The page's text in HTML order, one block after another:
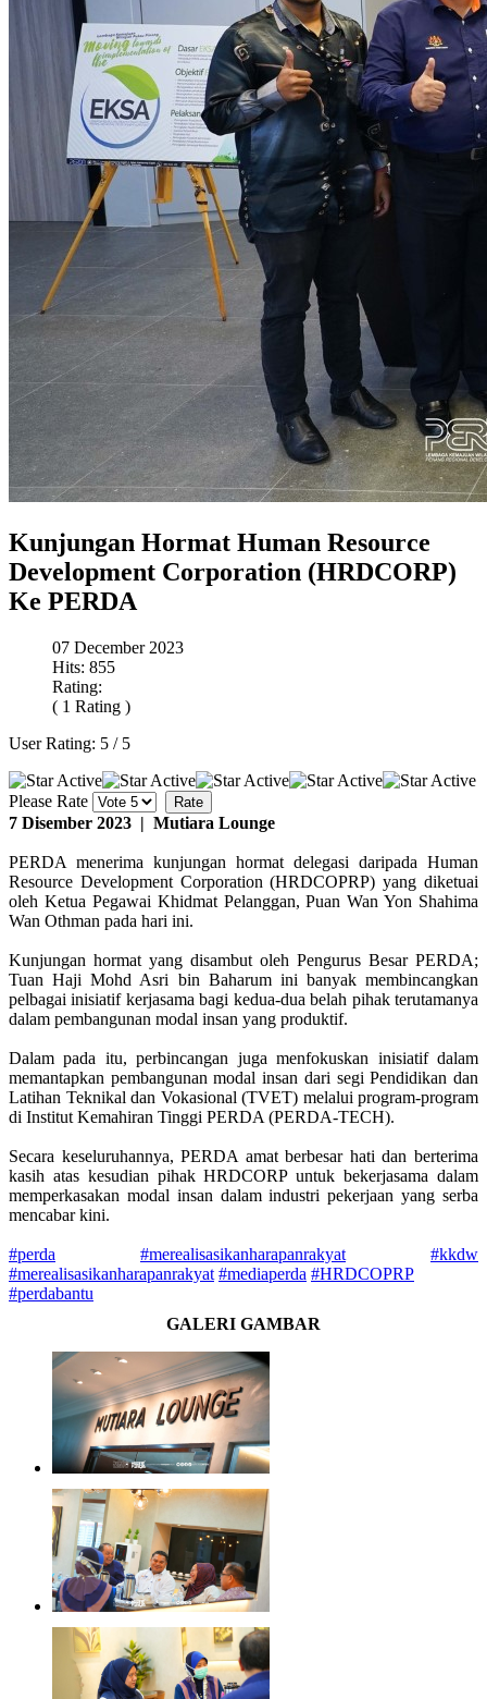
Kunjungan Hormat Human Resource
Development Corporation (HRDCORP)
Ke PERDA
07 December 2023
Hits: 855
Rating:
( 1 Rating )
User Rating: 5 / 5
Please Rate
7 Disember 2023 | Mutiara Lounge
PERDA menerima kunjungan hormat delegasi daripada Human
Resource Development Corporation (HRDCOPRP) yang diketuai
oleh Ketua Pegawai Khidmat Pelanggan, Puan Wan Yon Shahima
Wan Othman pada hari ini.
Kunjungan hormat yang disambut oleh Pengurus Besar PERDA;
Tuan Haji Mohd Asri bin Baharum ini banyak membincangkan
pelbagai inisiatif kerjasama bagi kedua-dua belah pihak terutamanya
dalam pembangunan modal insan yang produktif.
Dalam pada itu, perbincangan juga menfokuskan inisiatif dalam
memantapkan pembangunan modal insan dari segi Pendidikan dan
Latihan Teknikal dan Vokasional (TVET) melalui program-program
di Institut Kemahiran Tinggi PERDA (PERDA-TECH).
Secara keseluruhannya, PERDA amat berbesar hati dan berterima
kasih atas kesudian pihak HRDCORP untuk bekerjasama dalam
memperkasakan modal insan dalam industri pekerjaan yang serba
mencabar kini.
#perda #merealisasikanharapanrakyat
#kkdw
#merealisasikanharapanrakyat #mediaperda #HRDCOPRP
#perdabantu
GALERI GAMBAR